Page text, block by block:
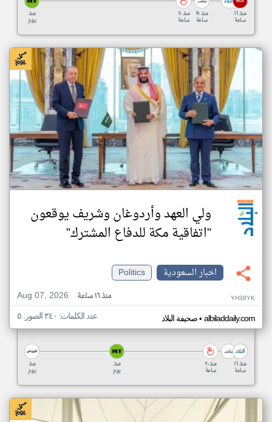
منذ
يوم
منذ ٢٠
ساعة
منذ ١٩
ساعة
منذ ١٦
ساعة
ولي العهد وأردوغان وشريف يوقعون
"اتفاقية مكة للدفاع المشترك"
اخبار السعودية
Politics
Aug 07, 2026
منذ ١٦ ساعة YH38YK
صحيفة البلاد• albiladdaily.com عدد الكلمات: ٣٤٠ الصور: ٥
منذ
يوم
منذ
يوم
منذ ٢٠
ساعة
منذ ١٦
ساعة